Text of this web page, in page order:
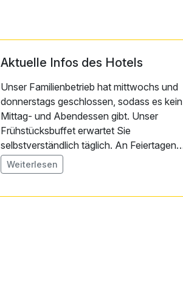
Aktuelle Infos des Hotels
Unser Familienbetrieb hat mittwochs und
donnerstags geschlossen, sodass es kein
Mittag- und Abendessen gibt. Unser
Frühstücksbuffet erwartet Sie
selbstverständlich täglich. An Feiertagen
entfällt der Ruhetag und wir sind wie
gewohnt für Sie geöffnet.
Weiterlesen